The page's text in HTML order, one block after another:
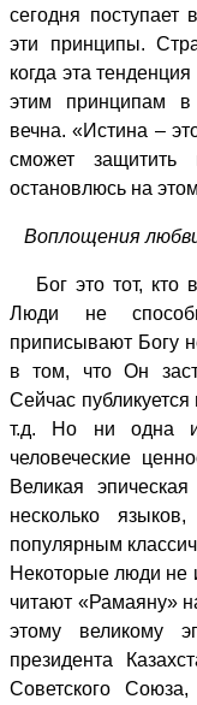
сегодня поступает
эти принципы.
когда эта
этим принципам в
вечна. «Истина –
сможет
остановлюсь на
Воплощения
Бог это тот, кто
Люди не
приписывают Богу
в том, что Он
Сейчас
т.д. Но ни одна
человеческие
Великая
несколько
популярным
Некоторые люди не
читают «Рамаяну»
этому великому
президента
Советского